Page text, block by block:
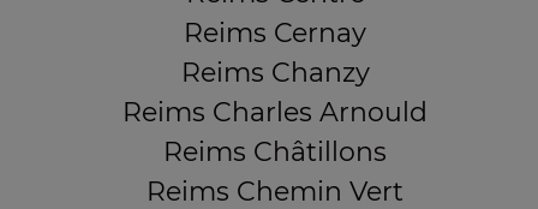
Reims Cernay
Reims Chanzy
Reims Charles Arnould
Reims Châtillons
Reims Chemin Vert